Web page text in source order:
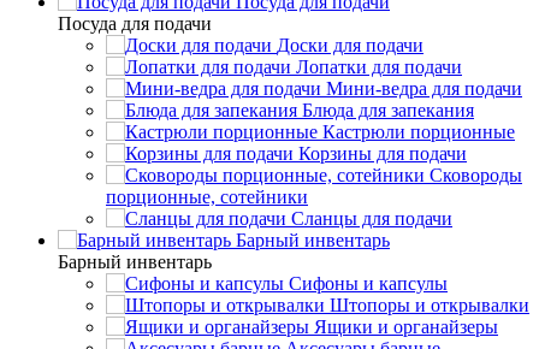
Посуда для подачи
Доски для подачи
Лопатки для подачи
Мини-ведра для подачи
Блюда для запекания
Кастрюли порционные
Корзины для подачи
Сковороды
порционные, сотейники
Сланцы для подачи
Барный инвентарь
Барный инвентарь
Сифоны и капсулы
Штопоры и открывалки
Ящики и органайзеры